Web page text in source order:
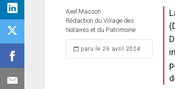
Axel Masson
Rédaction du Village des
Notaires et du Patrimoine
paru le 26 avril 2024